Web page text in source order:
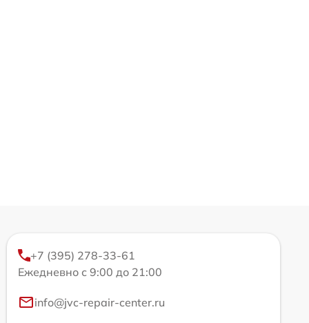
+7 (395) 278-33-61
Ежедневно с 9:00 до 21:00
info@jvc-repair-center.ru